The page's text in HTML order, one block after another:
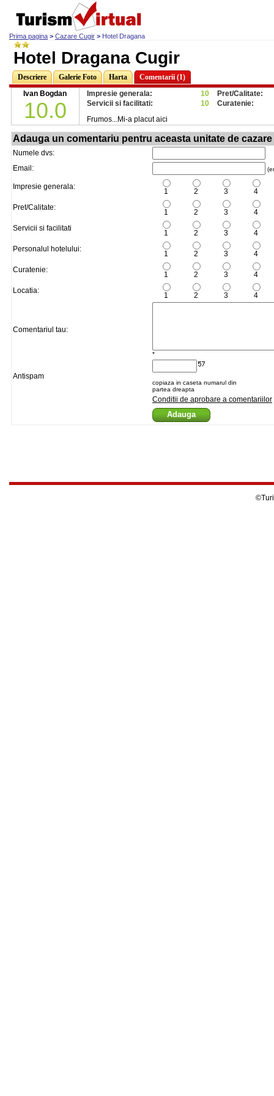
Prima pagina > Cazare Cugir > Hotel Dragana
Hotel Dragana Cugir
Descriere Galerie Foto Harta
Comentarii (1)
Ivan Bogdan
10.0
Impresie generala: 10
Pret/Calitate:
Servicii si facilitati:
10
Curatenie:
Frumos...Mi-a placut aici
Adauga un comentariu pentru aceasta unitate de cazare
Numele dvs:
Email:
Impresie generala:
1 2 3
4
Pret/Calitate:
1 2 3
4
Servicii si facilitati
1 2 3
4
Personalul hotelului:
1 2 3
4
Curatenie:
1 2 3
4
Locatia:
1 2 3 4
Comentariul tau:
*
Antispam
copiaza in caseta numarul din
partea dreapta
Conditii de aprobare a comentariilor